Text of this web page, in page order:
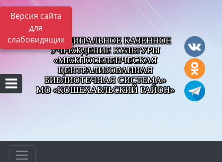
Версия сайта
для
слабовидящихМУНИЦИПАЛЬНОЕ КАЗЕННОЕ
УЧРЕЖДЕНИЕ КУЛЬТУРЫ
«МЕЖПОСЕЛЕНЧЕСКАЯ
ЦЕНТРАЛИЗОВАННАЯ
БИБЛИОТЕЧНАЯ СИСТЕМА»
МО «КОШЕХАБЛЬСКИЙ РАЙОН»